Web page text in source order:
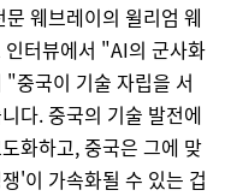
웨브레이의 윌리엄 웨
터뷰에서 "AI의 군사화
중국이 기술 자립을 서
다. 중국의 기술 발전에
화하고, 중국은 그에 맞
'이 가속화될 수 있는 겁